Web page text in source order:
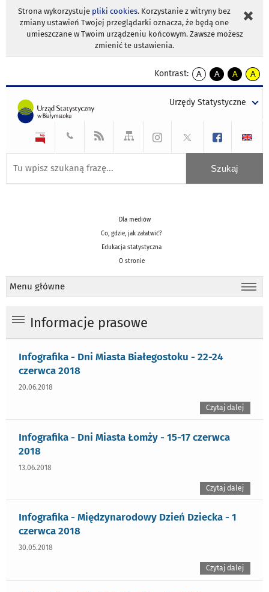
Strona wykorzystuje pliki cookies. Korzystanie z witryny bez
zmiany ustawień Twojej przeglądarki oznacza, że będą one
umieszczane w Twoim urządzeniu końcowym. Zawsze możesz
zmienić te ustawienia.
Kontrast:
A
kontrast
A
kontrast
tekst
czarnym
A
kontrast
tekst
czarnym
A
tekst
żółtym
Urzędy Statystyczne
Dla mediów
Co, gdzie, jak załatwić?
Edukacja statystyczna
O stronie
Menu główne
Informacje prasowe
Infografika - Dni Miasta Białegostoku - 22-24
czerwca 2018
20.06.2018
Czytaj dalej
Infografika - Dni Miasta Łomży - 15-17 czerwca
2018
13.06.2018
Czytaj dalej
Infografika - Międzynarodowy Dzień Dziecka - 1
czerwca 2018
30.05.2018
Czytaj dalej